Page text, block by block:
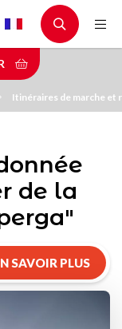
Itinéraires de marche et
de la
SAVOIR PLUS